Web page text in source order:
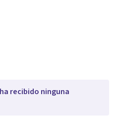
recibido ninguna